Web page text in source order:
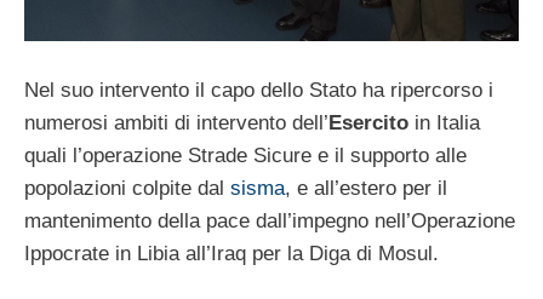
Nel suo intervento il capo dello Stato ha ripercorso i
numerosi ambiti di intervento dell’Esercito in Italia
quali l’operazione Strade Sicure e il supporto alle
popolazioni colpite dal sisma, e all’estero per il
mantenimento della pace dall’impegno nell’Operazione
Ippocrate in Libia all’Iraq per la Diga di Mosul.